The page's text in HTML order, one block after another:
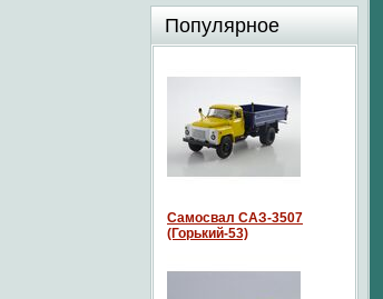
Популярное
Самосвал САЗ-3507
(Горький-53)